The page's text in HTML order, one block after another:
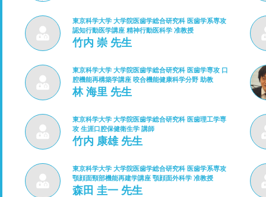
東京科学大学 大学院医歯学総合研究科 医歯学系専攻
認知行動医学講座 精神行動医科学 准教授
竹内 崇 先生
東京科学大学 大学院医歯学総合研究科 医歯学専攻 口
腔機能再構築学講座 咬合機能健康科学分野 助教
林 海里 先生
東京科学大学 大学院医歯学総合研究科 医歯理工学専
攻 生涯口腔保健衛生学 講師
竹内 康雄 先生
東京科学大学 大学院医歯学総合研究科 医歯学系専攻
顎顔面頸部機能再建学講座 顎顔面外科学 准教授
森田 圭一 先生